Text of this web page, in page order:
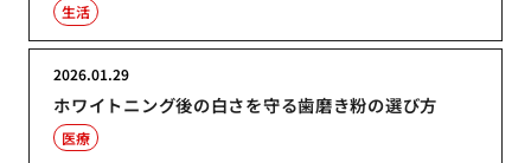
生活
ホワイトニング後の白さを守る歯磨き粉の選び方
2026.01.29
医療